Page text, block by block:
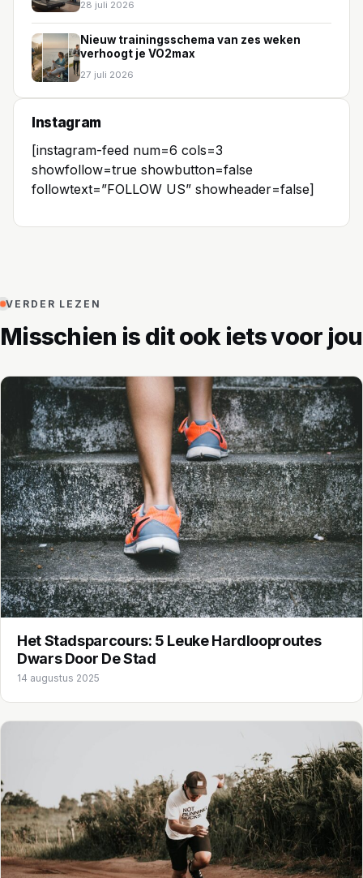
28 juli 2026
Nieuw trainingsschema van zes weken
verhoogt je VO2max
27 juli 2026
Instagram
[instagram-feed num=6 cols=3
showfollow=true showbutton=false
followtext=”FOLLOW US” showheader=false]
VERDER LEZEN
Misschien is dit ook iets voor jou
Het Stadsparcours: 5 Leuke Hardlooproutes
Dwars Door De Stad
14 augustus 2025